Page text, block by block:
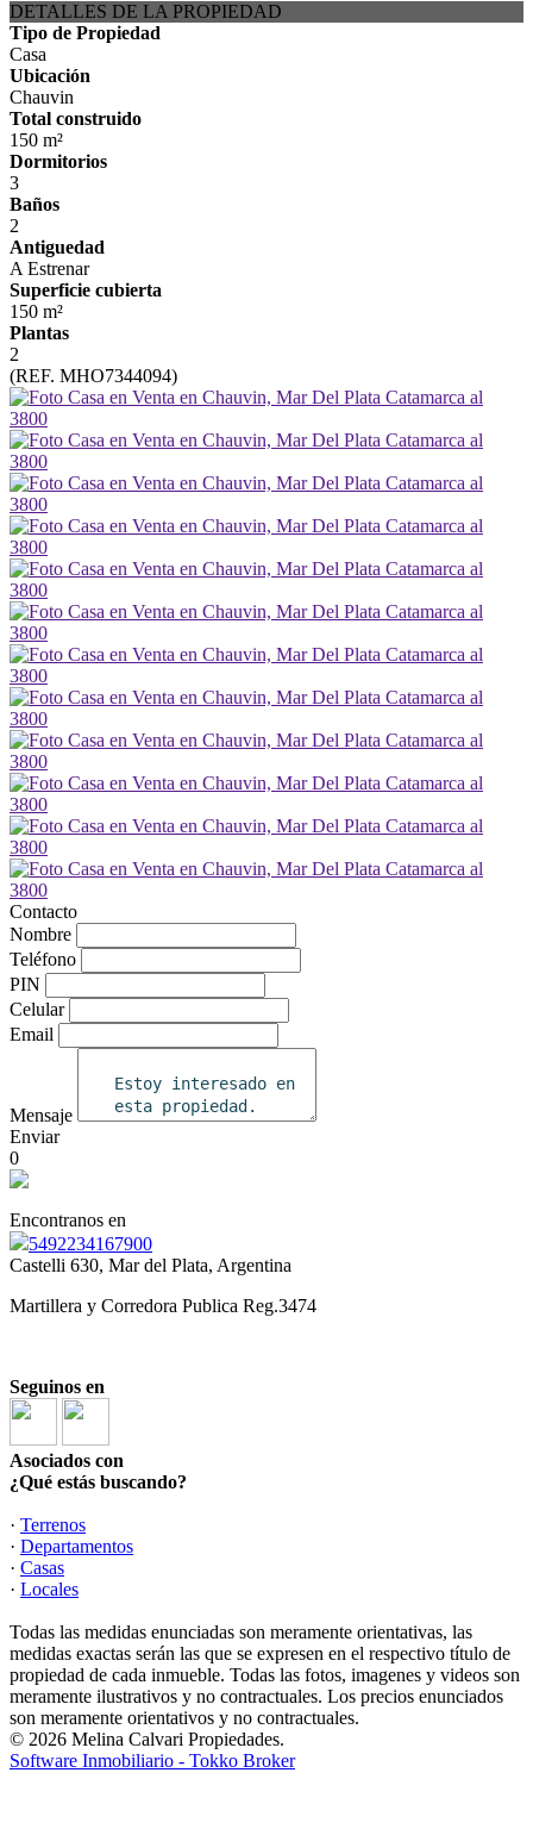
DETALLES DE LA PROPIEDAD
Tipo de Propiedad
Casa
Ubicación
Chauvin
Total construido
150 m²
Dormitorios
3
Baños
2
Antiguedad
A Estrenar
Superficie cubierta
150 m²
Plantas
2
(REF. MHO7344094)
Contacto
Nombre
Teléfono
PIN
Celular
Email
Mensaje
Enviar
0
Encontranos en
5492234167900
Castelli 630, Mar del Plata, Argentina
Martillera y Corredora Publica Reg.3474
Seguinos en
Asociados con
¿Qué estás buscando?
· Terrenos
· Departamentos
· Casas
· Locales
Todas las medidas enunciadas son meramente orientativas, las
medidas exactas serán las que se expresen en el respectivo título de
propiedad de cada inmueble. Todas las fotos, imagenes y videos son
meramente ilustrativos y no contractuales. Los precios enunciados
son meramente orientativos y no contractuales.
© 2026 Melina Calvari Propiedades.
Software Inmobiliario - Tokko Broker